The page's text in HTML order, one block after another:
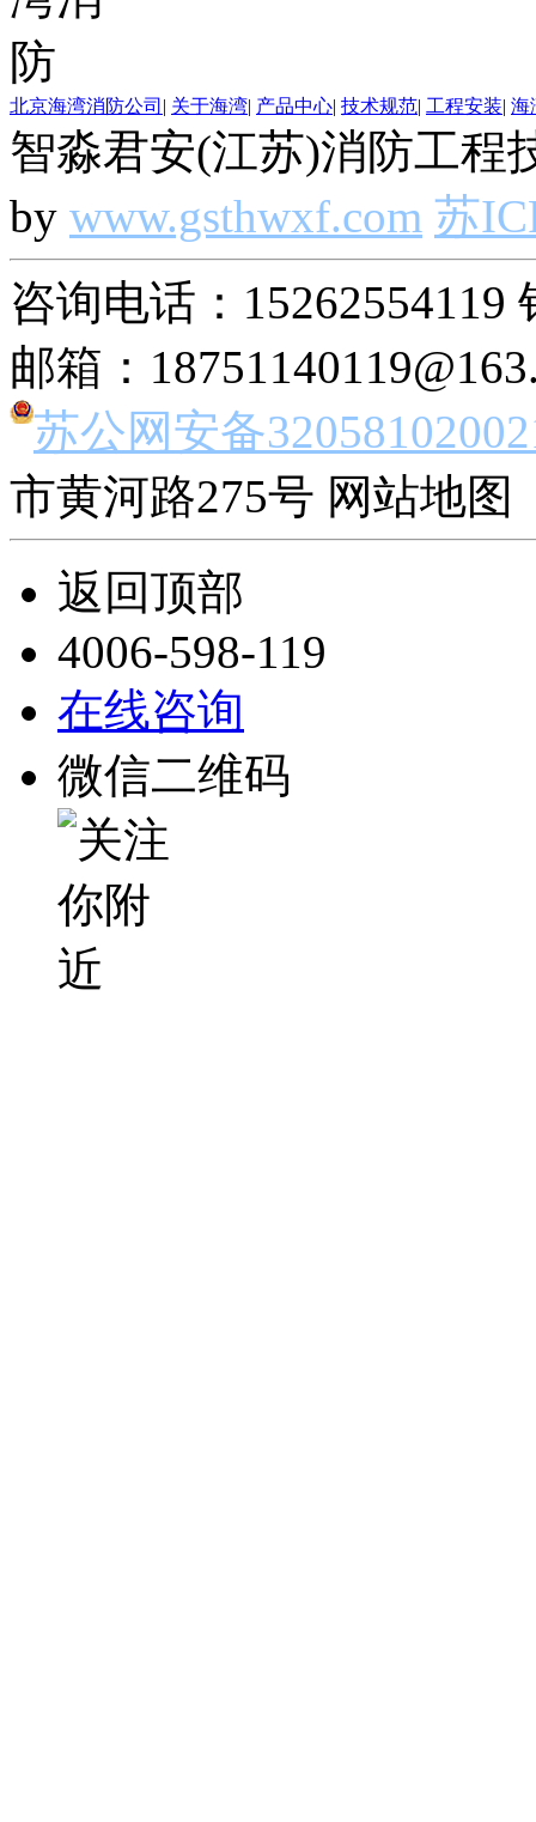
北京海湾消防公司 | 关于海湾| 产品中心| 技术规范| 工程安装| 海
智淼君安(江苏)消防工程
by www.gsthwxf.com 苏
咨询电话：15262554119
邮箱：
苏公网安备
市黄河路275号 网站地图
返回顶部
4006-598-119
在线咨询
微信二维码